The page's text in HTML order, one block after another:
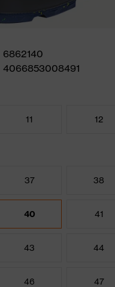
6862140
4066853008491
11 12
37 38
40 41
43 44
46 47